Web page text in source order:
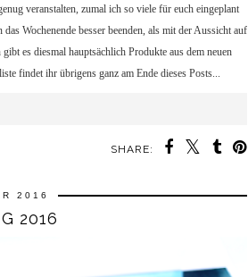
veranstalten, zumal ich so viele für euch eingeplant
Wochenende besser beenden, als mit der Aussicht auf
es diesmal hauptsächlich Produkte aus dem neuen
findet ihr übrigens ganz am Ende dieses Posts...
SHARE:
2016
2016